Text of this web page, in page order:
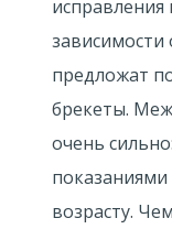
исправления
зависимости
предложат
брекеты.
очень
возрасту.